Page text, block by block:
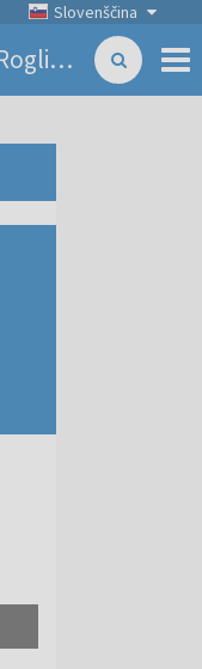
Slovenščina
Hotel Brinje - Ski opening na Rogli z Modrijani